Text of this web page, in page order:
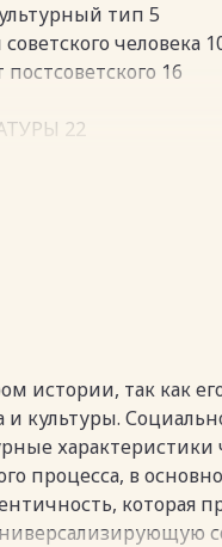
тип 5
человека
16
22
истории, так как
и культуры.
характеристики
процесса, в
которая